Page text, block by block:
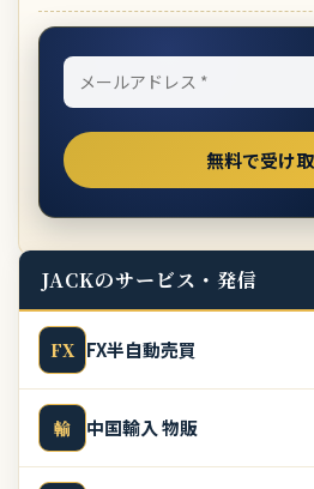
JACKのサービス・発信
FX FX半自動売買
輸 中国輸入 物販